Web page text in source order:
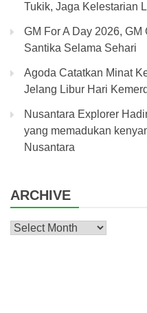
Tukik, Jaga Kelestarian
GM For A Day 2026,
Santika Selama Sehari
Agoda Catatkan Minat
Jelang Libur Hari
Nusantara Explorer
yang memadukan
Nusantara
ARCHIVE
Archive